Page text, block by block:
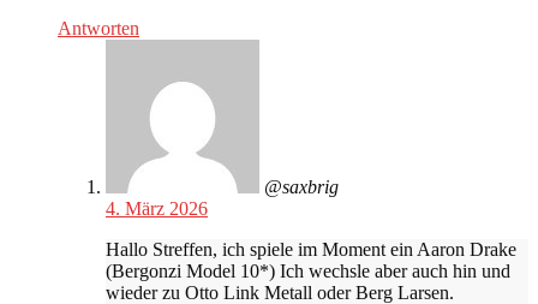
Antworten
@saxbrig
4. März 2026
Hallo Streffen, ich spiele im Moment ein Aaron Drake
(Bergonzi Model 10*) Ich wechsle aber auch hin und
wieder zu Otto Link Metall oder Berg Larsen.